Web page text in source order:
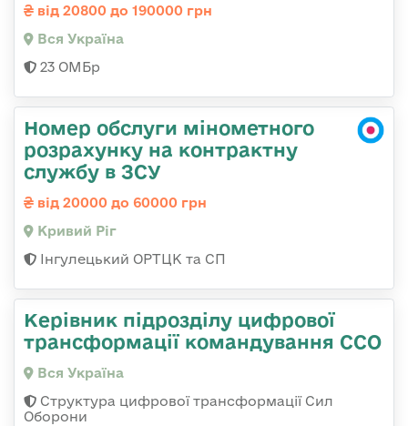
від 20800 до 190000 грн
Вся Україна
23 ОМБр
Номер обслуги мінометного
розрахунку на контрактну
службу в ЗСУ
від 20000 до 60000 грн
Кривий Ріг
Інгулецький ОРТЦК та СП
Керівник підрозділу цифрової
трансформації командування ССО
Вся Україна
Структура цифрової трансформації Сил
Оборони